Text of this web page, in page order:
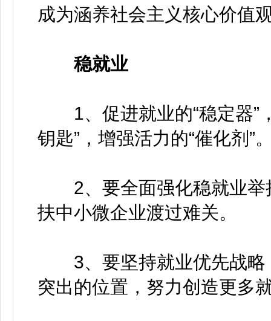
成为涵养社会主义核心价值
稳就业
1、促进就业的“稳定器”，
钥匙”，增强活力的“催化剂”
2、要全面强化稳就业举
扶中小微企业渡过难关。
3、要坚持就业优先战略
突出的位置，努力创造更多